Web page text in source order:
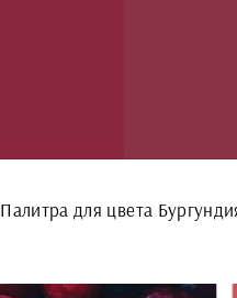
Палитра для цвета